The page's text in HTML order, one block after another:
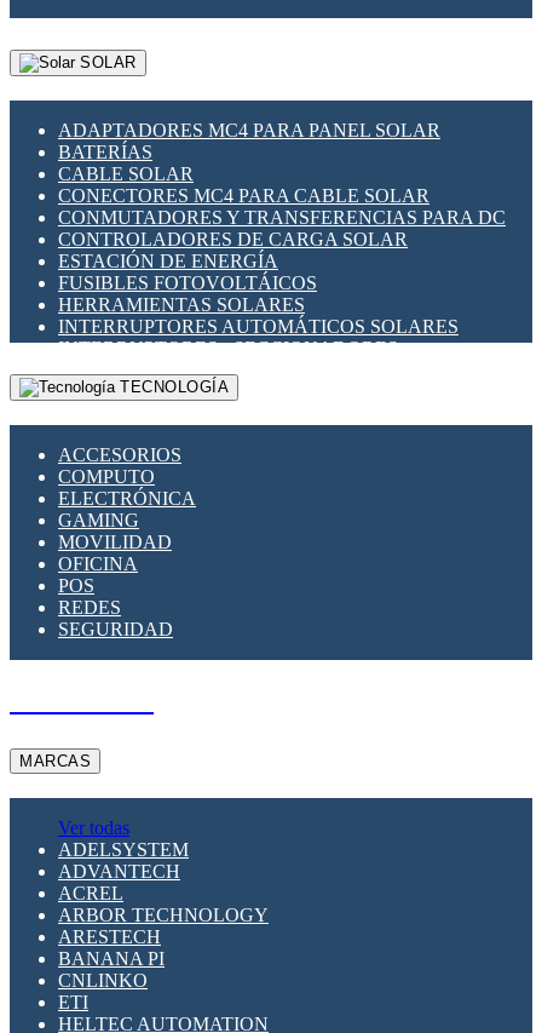
SOLAR
ADAPTADORES MC4 PARA PANEL SOLAR
BATERÍAS
CABLE SOLAR
CONECTORES MC4 PARA CABLE SOLAR
CONMUTADORES Y TRANSFERENCIAS PARA DC
CONTROLADORES DE CARGA SOLAR
ESTACIÓN DE ENERGÍA
FUSIBLES FOTOVOLTÁICOS
HERRAMIENTAS SOLARES
INTERRUPTORES AUTOMÁTICOS SOLARES
INTERRUPTORES - SECCIONADORES
FOTOVOLTÁICOS
MONTAJE PANEL SOLAR
SUPRESOR DE TRANSIENTES SPDS PARA
APLICACIONES FOTOVOLTAICAS
TECNOLOGÍA
ACCESORIOS
COMPUTO
ELECTRÓNICA
GAMING
MOVILIDAD
OFICINA
POS
REDES
SEGURIDAD
MARCAS
Ver todas
ADELSYSTEM
ADVANTECH
ACREL
ARBOR TECHNOLOGY
ARESTECH
BANANA PI
CNLINKO
ETI
HELTEC AUTOMATION